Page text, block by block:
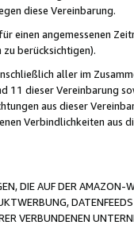
diese Vereinbarung.
einen angemessenen
berücksichtigen).
aller im
11 dieser Vereinbarung
aus dieser
Verbindlichkeiten aus
DIE AUF DER AMAZON-
VERBUNDENEN